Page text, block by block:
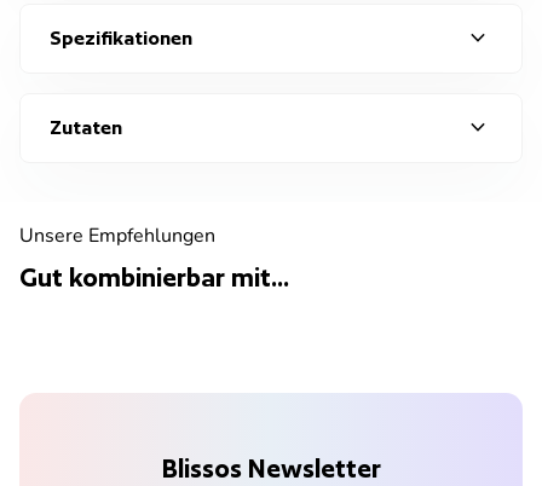
Spezifikationen expand_more
Zutaten expand_more
Unsere Empfehlungen
Gut kombinierbar mit...
Blissos Newsletter